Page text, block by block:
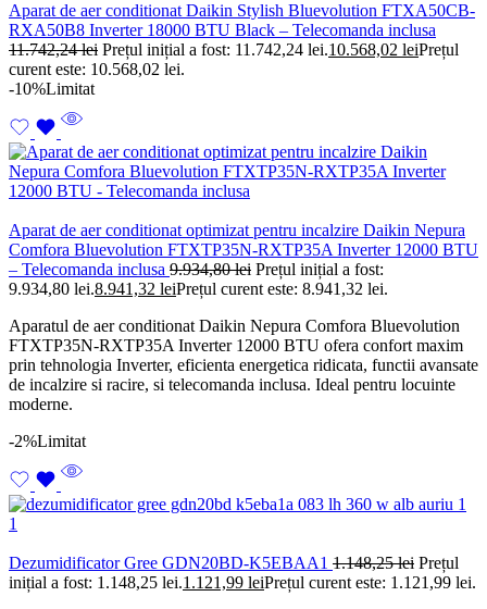
Aparat de aer conditionat Daikin Stylish Bluevolution FTXA50CB-
RXA50B8 Inverter 18000 BTU Black – Telecomanda inclusa
11.742,24lei Prețul inițial a fost: 11.742,24 lei.10.568,02 leiPrețul
curent este: 10.568,02 lei.
-10%Limitat
Aparat de aer conditionat optimizat pentru incalzire Daikin Nepura
Comfora Bluevolution FTXTP35N-RXTP35A Inverter 12000 BTU
– Telecomanda inclusa 9.934,80lei Prețul inițial a fost:
9.934,80 lei.8.941,32 leiPrețul curent este: 8.941,32 lei.
Aparatul de aer conditionat Daikin Nepura Comfora Bluevolution
FTXTP35N-RXTP35A Inverter 12000 BTU ofera confort maxim
prin tehnologia Inverter, eficienta energetica ridicata, functii avansate
de incalzire si racire, si telecomanda inclusa. Ideal pentru locuinte
moderne.
-2%Limitat
Dezumidificator Gree GDN20BD-K5EBAA1 1.148,25lei Prețul
inițial a fost: 1.148,25 lei.1.121,99 leiPrețul curent este: 1.121,99 lei.